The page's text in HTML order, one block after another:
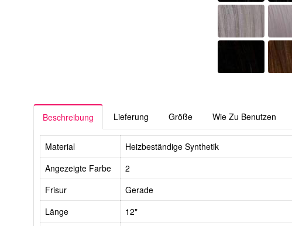
Beschreibung Lieferung Größe Wie Zu Benutzen
Material
Heizbeständige Synthetik
Angezeigte Farbe
2
Frisur
Gerade
Länge
12"